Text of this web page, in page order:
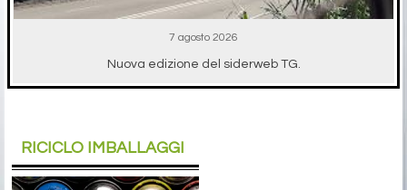
7 agosto 2026
Nuova edizione del siderweb TG.
RICICLO IMBALLAGGI